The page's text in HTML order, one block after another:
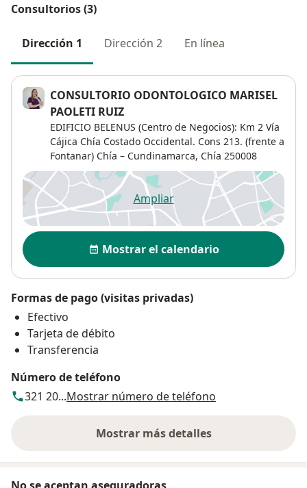
Consultorios (3)
Dirección 1 Dirección 2 En línea
CONSULTORIO ODONTOLOGICO MARISEL
PAOLETI RUIZ
EDIFICIO BELENUS (Centro de Negocios): Km 2 Vía
Cájica Chía Costado Occidental. Cons 213. (frente a
Fontanar) Chía – Cundinamarca, Chía 250008
Ampliarse abre en una nueva
Disponibilidad
Mostrar el calendario
Formas de pago (visitas privadas)
Efectivo
Tarjeta de débito
Transferencia
Número de teléfono
321 20...Mostrar número de teléfono
Mostrar más detalles
sobre la dirección